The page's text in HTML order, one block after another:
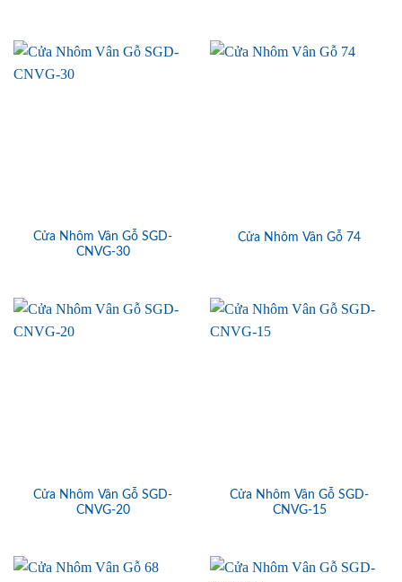
Cửa Nhôm Vân Gỗ SGD-
CNVG-30
Cửa Nhôm Vân Gỗ 74
Cửa Nhôm Vân Gỗ SGD-
CNVG-20
Cửa Nhôm Vân Gỗ SGD-
CNVG-15